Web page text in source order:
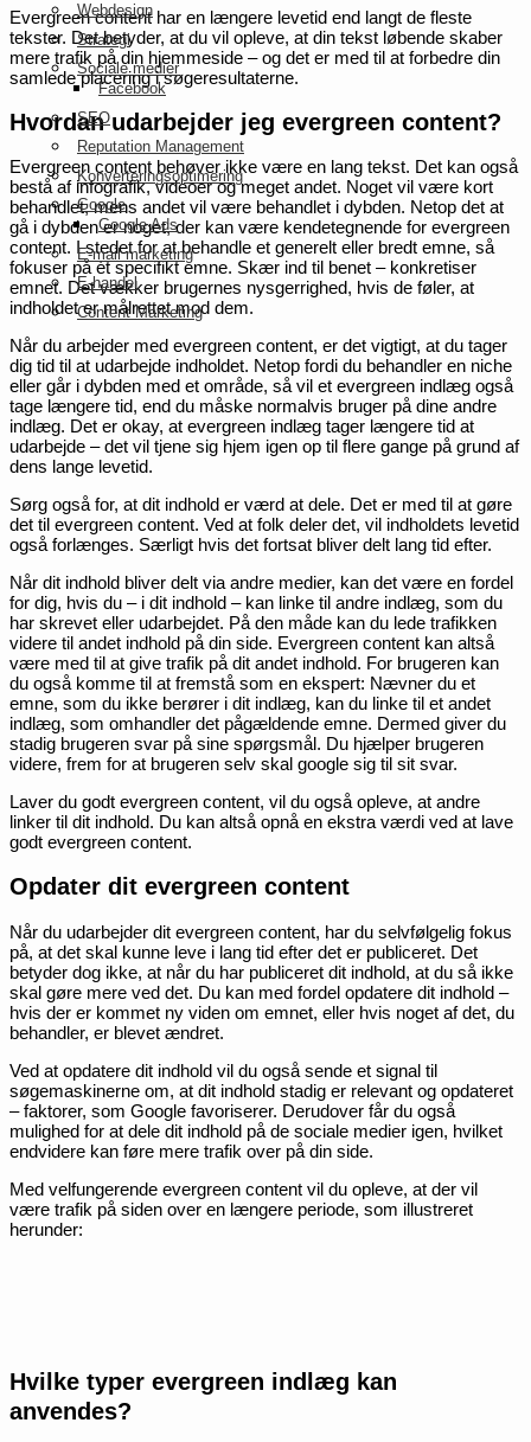
Webdesign
Strategi
Sociale medier
Facebook
SEO
Reputation Management
Konverteringsoptimering
Google
Google Ads
E-mail marketing
E-handel
Content Marketing
Evergreen content har en længere levetid end langt de fleste
tekster. Det betyder, at du vil opleve, at din tekst løbende skaber
mere trafik på din hjemmeside – og det er med til at forbedre din
samlede placering i søgeresultaterne.
Hvordan udarbejder jeg evergreen content?
Evergreen content behøver ikke være en lang tekst. Det kan også
bestå af infografik, videoer og meget andet. Noget vil være kort
behandlet, mens andet vil være behandlet i dybden. Netop det at
gå i dybden er noget, der kan være kendetegnende for evergreen
content. I stedet for at behandle et generelt eller bredt emne, så
fokuser på ét specifikt emne. Skær ind til benet – konkretiser
emnet. Det vækker brugernes nysgerrighed, hvis de føler, at
indholdet er målrettet mod dem.
Når du arbejder med evergreen content, er det vigtigt, at du tager
dig tid til at udarbejde indholdet. Netop fordi du behandler en niche
eller går i dybden med et område, så vil et evergreen indlæg også
tage længere tid, end du måske normalvis bruger på dine andre
indlæg. Det er okay, at evergreen indlæg tager længere tid at
udarbejde – det vil tjene sig hjem igen op til flere gange på grund af
dens lange levetid.
Sørg også for, at dit indhold er værd at dele. Det er med til at gøre
det til evergreen content. Ved at folk deler det, vil indholdets levetid
også forlænges. Særligt hvis det fortsat bliver delt lang tid efter.
Når dit indhold bliver delt via andre medier, kan det være en fordel
for dig, hvis du – i dit indhold – kan linke til andre indlæg, som du
har skrevet eller udarbejdet. På den måde kan du lede trafikken
videre til andet indhold på din side. Evergreen content kan altså
være med til at give trafik på dit andet indhold. For brugeren kan
du også komme til at fremstå som en ekspert: Nævner du et
emne, som du ikke berører i dit indlæg, kan du linke til et andet
indlæg, som omhandler det pågældende emne. Dermed giver du
stadig brugeren svar på sine spørgsmål. Du hjælper brugeren
videre, frem for at brugeren selv skal google sig til sit svar.
Laver du godt evergreen content, vil du også opleve, at andre
linker til dit indhold. Du kan altså opnå en ekstra værdi ved at lave
godt evergreen content.
Opdater dit evergreen content
Når du udarbejder dit evergreen content, har du selvfølgelig fokus
på, at det skal kunne leve i lang tid efter det er publiceret. Det
betyder dog ikke, at når du har publiceret dit indhold, at du så ikke
skal gøre mere ved det. Du kan med fordel opdatere dit indhold –
hvis der er kommet ny viden om emnet, eller hvis noget af det, du
behandler, er blevet ændret.
Ved at opdatere dit indhold vil du også sende et signal til
søgemaskinerne om, at dit indhold stadig er relevant og opdateret
– faktorer, som Google favoriserer. Derudover får du også
mulighed for at dele dit indhold på de sociale medier igen, hvilket
endvidere kan føre mere trafik over på din side.
Med velfungerende evergreen content vil du opleve, at der vil
være trafik på siden over en længere periode, som illustreret
herunder:
Hvilke typer evergreen indlæg kan
anvendes?